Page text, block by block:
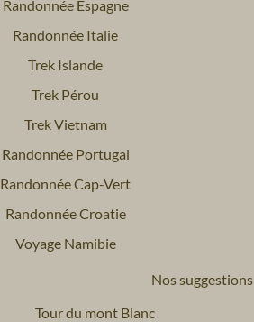
Randonnée Espagne
Randonnée Italie
Trek Islande
Trek Pérou
Trek Vietnam
Randonnée Portugal
Randonnée Cap-Vert
Randonnée Croatie
Voyage Namibie
Nos suggestions
Tour du mont Blanc